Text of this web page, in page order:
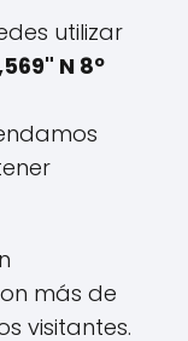
utilizar
N 8º
más de
visitantes.